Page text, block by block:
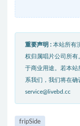
重要声明 : 本站所有
权归属唱片公司所有
于商业用途。若本
系我们，我们将在
service@livebd.cc
fripSide